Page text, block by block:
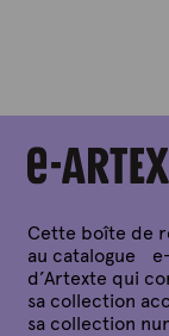
Cette boîte de
au catalogue
d’Artexte qui
sa collection
sa collection